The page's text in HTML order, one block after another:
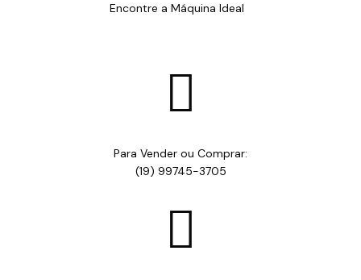
Encontre a Máquina Ideal

Para Vender ou Comprar:
(19) 99745-3705
